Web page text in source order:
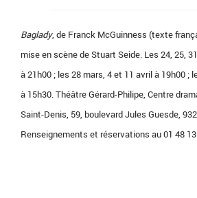
Baglady, de Franck McGuinness (texte
mise en scène de Stuart Seide. Les 24, 25,
à 21h00 ; les 28 mars, 4 et 11 avril à 19h00 ;
à 15h30. Théâtre Gérard-Philipe, Centre
Saint-Denis, 59, boulevard Jules Guesde,
Renseignements et réservations au 01 48